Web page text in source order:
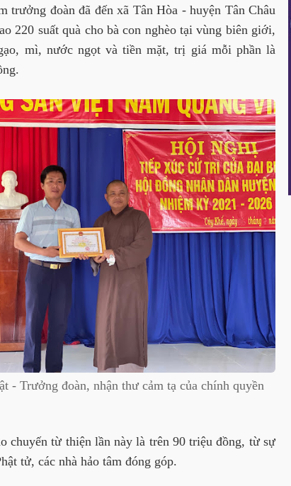
trưởng đoàn đã đến xã Tân Hòa - huyện Tân Châu
220 suất quà cho bà con nghèo tại vùng biên giới,
mì, nước ngọt và tiền mặt, trị giá mỗi phần là
- Trưởng đoàn, nhận thư cảm tạ của chính quyền
chuyến từ thiện lần này là trên 90 triệu đồng, từ sự
tử, các nhà hảo tâm đóng góp.